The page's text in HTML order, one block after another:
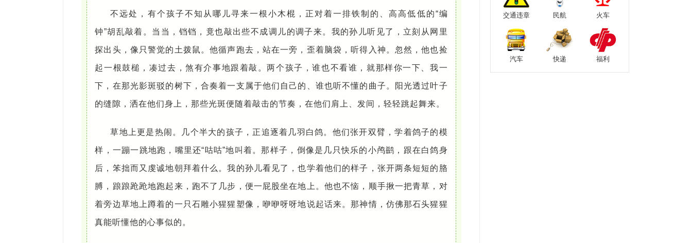
不远处，有个孩子不知从哪儿寻来一根小木棍，正对着一排铁制的、高高低低的“编
钟”胡乱敲着。当当，铛铛，竟也敲出些不成调儿的调子来。我的孙儿听见了，立刻从网里
探出头，像只警觉的土拨鼠。他循声跑去，站在一旁，歪着脑袋，听得入神。忽然，他也捡
起一根鼓槌，凑过去，煞有介事地跟着敲。两个孩子，谁也不看谁，就那样你一下、我一
下，在那光影斑驳的树下，合奏着一支属于他们自己的、谁也听不懂的曲子。阳光透过叶子
的缝隙，洒在他们身上，那些光斑便随着敲击的节奏，在他们肩上、发间，轻轻跳起舞来。
草地上更是热闹。几个半大的孩子，正追逐着几羽白鸽。他们张开双臂，学着鸽子的模
样，一蹦一跳地跑，嘴里还“咕咕”地叫着。那样子，倒像是几只快乐的小鸬鹚，跟在白鸽身
后，笨拙而又虔诚地朝拜着什么。我的孙儿看见了，也学着他们的样子，张开两条短短的胳
膊，踉踉跄跄地跑起来，跑不了几步，便一屁股坐在地上。他也不恼，顺手揪一把青草，对
着旁边草地上蹲着的一只石雕小猩猩塑像，咿咿呀呀地说起话来。那神情，仿佛那石头猩猩
真能听懂他的心事似的。
交通违章 民航 火车
汽车 快递 福利